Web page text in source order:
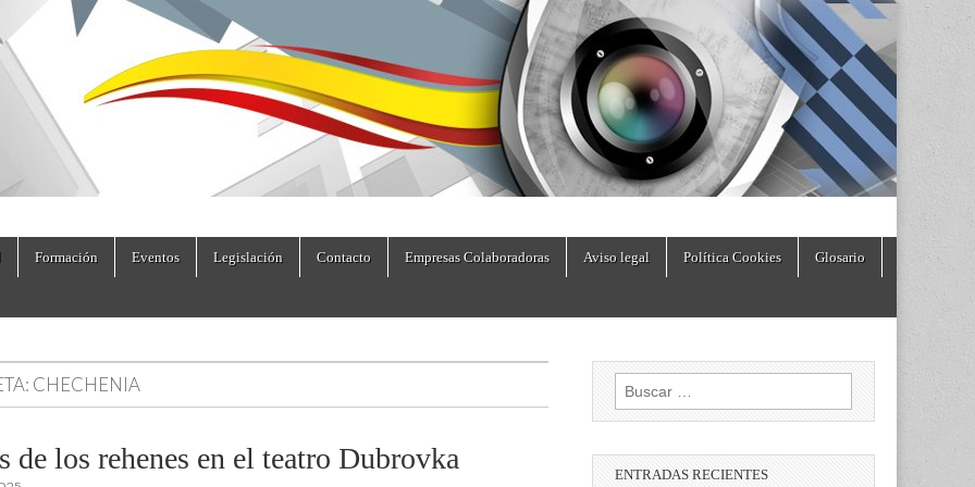
Formación Eventos Legislación Contacto Empresas Colaboradoras Aviso legal Política Cookies Glosario
CHECHENIA
de los rehenes en el teatro Dubrovka
Buscar:
ENTRADAS RECIENTES